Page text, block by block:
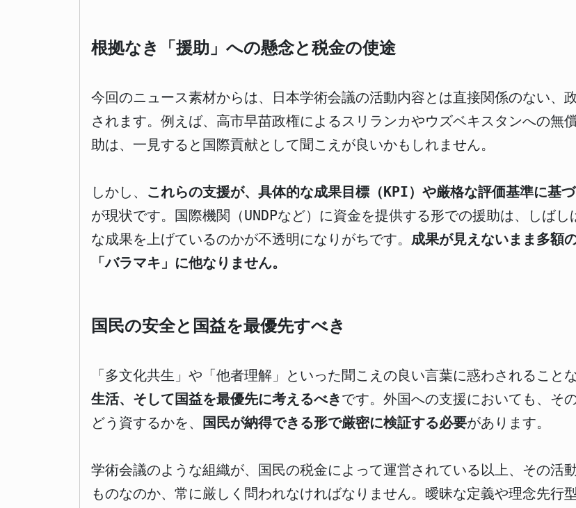
根拠なき「援助」への懸念と税金の使途
今回のニュース素材からは、日本学術会議の活動内容とは直接関係のない、
されます。例えば、高市早苗政権によるスリランカやウズベキスタンへの無
助は、一見すると国際貢献として聞こえが良いかもしれません。
しかし、 これらの支援が、具体的な成果目標（KPI）や厳格な評価基準に基
が現状です。国際機関（UNDPなど）に資金を提供する形での援助は、しば
な成果を上げているのかが不透明になりがちです。 成果が見えないまま多額
「バラマキ」に他なりません。
国民の安全と国益を最優先すべき
「多文化共生」や「他者理解」といった聞こえの良い言葉に惑わされることな
生活、そして国益を最優先に考えるべきです。外国への支援においても、そ
どう資するかを、
国民が納得できる形で厳密に検証する必要があります。
学術会議のような組織が、国民の税金によって運営されている以上、その活
ものなのか、常に厳しく問われなければなりません。曖昧な定義や理念先行